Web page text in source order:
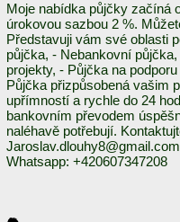
Moje nabídka půjčky začíná
úrokovou sazbou 2 %.
Představuji vám své oblasti
půjčka, - Nebankovní
projekty, - Půjčka na
Půjčka přizpůsobená vašim
upřímností a rychle do 24
bankovním převodem
naléhavě potřebují.
Jaroslav.dlouhy8@gmail.com
Whatsapp: +420607347208